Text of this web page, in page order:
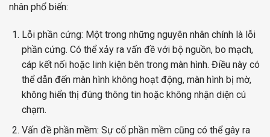
nhân phổ biến:
Lỗi phần cứng: Một trong những nguyên nhân chính là lỗi
phần cứng. Có thể xảy ra vấn đề với bộ nguồn, bo mạch,
cáp kết nối hoặc linh kiện bên trong màn hình. Điều này có
thể dẫn đến màn hình không hoạt động, màn hình bị mờ,
không hiển thị đúng thông tin hoặc không nhận diện cú
chạm.
Vấn đề phần mềm: Sự cố phần mềm cũng có thể gây ra